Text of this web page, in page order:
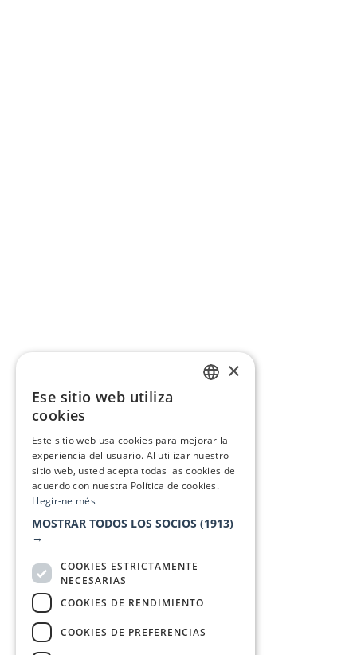
×
Ese sitio web utiliza
cookies
Este sitio web usa cookies para mejorar la
experiencia del usuario. Al utilizar nuestro
sitio web, usted acepta todas las cookies de
acuerdo con nuestra Política de cookies.
Llegir-ne més
MOSTRAR TODOS LOS SOCIOS (1913)
→
COOKIES ESTRICTAMENTE
NECESARIAS
COOKIES DE RENDIMIENTO
COOKIES DE PREFERENCIAS